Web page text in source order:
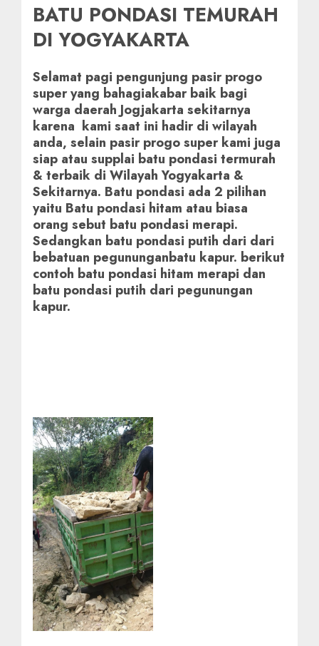
BATU PONDASI TEMURAH
DI YOGYAKARTA
Selamat pagi pengunjung pasir progo
super yang bahagiakabar baik bagi
warga daerah Jogjakarta sekitarnya
karena kami saat ini hadir di wilayah
anda, selain pasir progo super kami juga
siap atau supplai batu pondasi termurah
& terbaik di Wilayah Yogyakarta &
Sekitarnya. Batu pondasi ada 2 pilihan
yaitu Batu pondasi hitam atau biasa
orang sebut batu pondasi merapi.
Sedangkan batu pondasi putih dari dari
bebatuan pegununganbatu kapur. berikut
contoh batu pondasi hitam merapi dan
batu pondasi putih dari pegunungan
kapur.